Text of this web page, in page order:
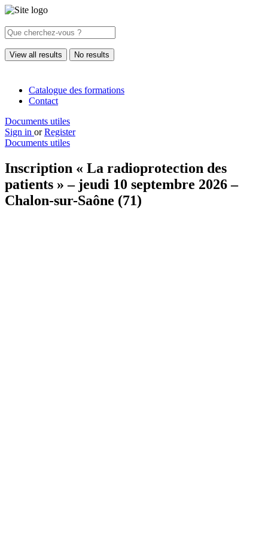
View all results No results
Catalogue des formations
Contact
Documents utiles
Sign in or Register
Documents utiles
Inscription « La radioprotection des
patients » – jeudi 10 septembre 2026 –
Chalon-sur-Saône (71)